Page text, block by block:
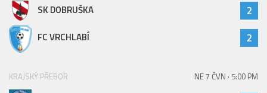
Hráči
Realizační tým
St. žáci
SK DOBRUŠKA 2
FC VRCHLABÍ 2
KRAJSKÝ PŘEBOR NE 7 ČVN · 5:00 PM